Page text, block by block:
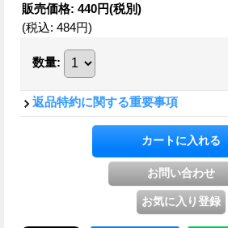
販売価格: 440円(税別)
(税込: 484円)
数量:
返品特約に関する重要事項